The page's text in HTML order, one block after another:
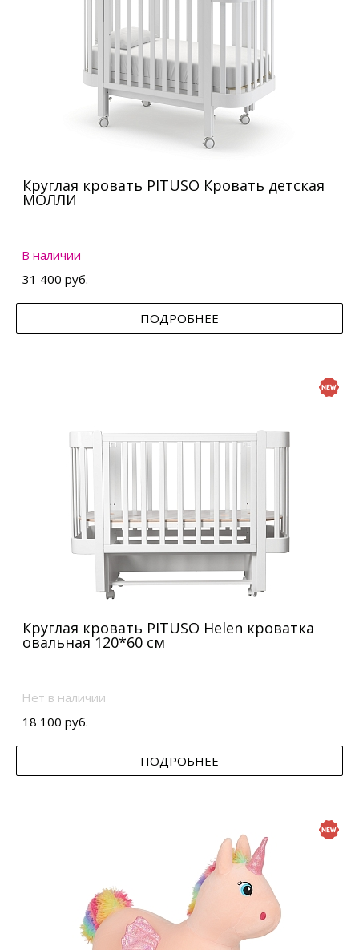
Круглая кровать PITUSO Кровать детская
МОЛЛИ
В наличии
31 400 руб.
ПОДРОБНЕЕ
Круглая кровать PITUSO Helen кроватка
овальная 120*60 см
Нет в наличии
18 100 руб.
ПОДРОБНЕЕ